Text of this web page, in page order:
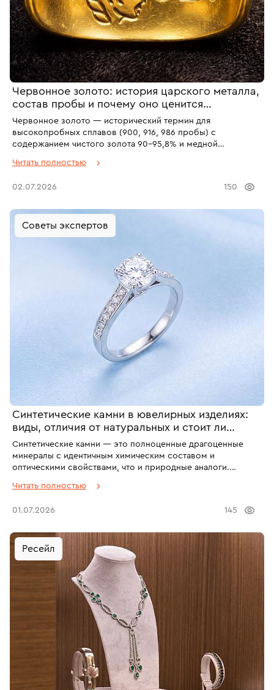
Червонное золото: история царского металла,
состав пробы и почему оно ценится
коллекционерами
Червонное золото — исторический термин для
высокопробных сплавов (900, 916, 986 пробы) с
содержанием чистого золота 90–95,8% и медной
теплым красноватым отливом. В современных ювелирных
инвестиционных монет, царских регалий и антикварных
Читать полностью
02.07.2026 150
Советы экспертов
Синтетические камни в ювелирных изделиях:
виды, отличия от натуральных и стоит ли
покупать
Синтетические камни — это полноценные драгоценные
минералы с идентичным химическим составом и
оптическими свойствами, что и природные аналоги.
методами Вернейля, HPHT или CVD. Стоят на 30–50% ниже
Читать полностью
01.07.2026 145
Ресейл